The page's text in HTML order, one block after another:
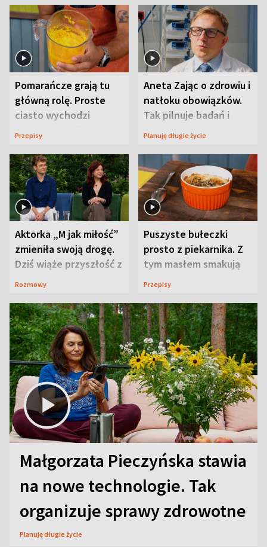
Pomarańcze grają tu
główną rolę. Proste
ciasto wychodzi
wyjątkowo wilgotne
Przepisy
Aneta Zając o zdrowiu i
natłoku obowiązków.
Tak pilnuje badań i
wizyt
Planuję długie życie
Aktorka „M jak miłość”
zmieniła swoją drogę.
Dziś wiąże przyszłość z
neurobiologią
Rozmowy
Puszyste bułeczki
prosto z piekarnika. Z
tym masłem smakują
jeszcze lepiej
Przepisy
Małgorzata Pieczyńska stawia
na nowe technologie. Tak
organizuje sprawy zdrowotne
Planuję długie życie